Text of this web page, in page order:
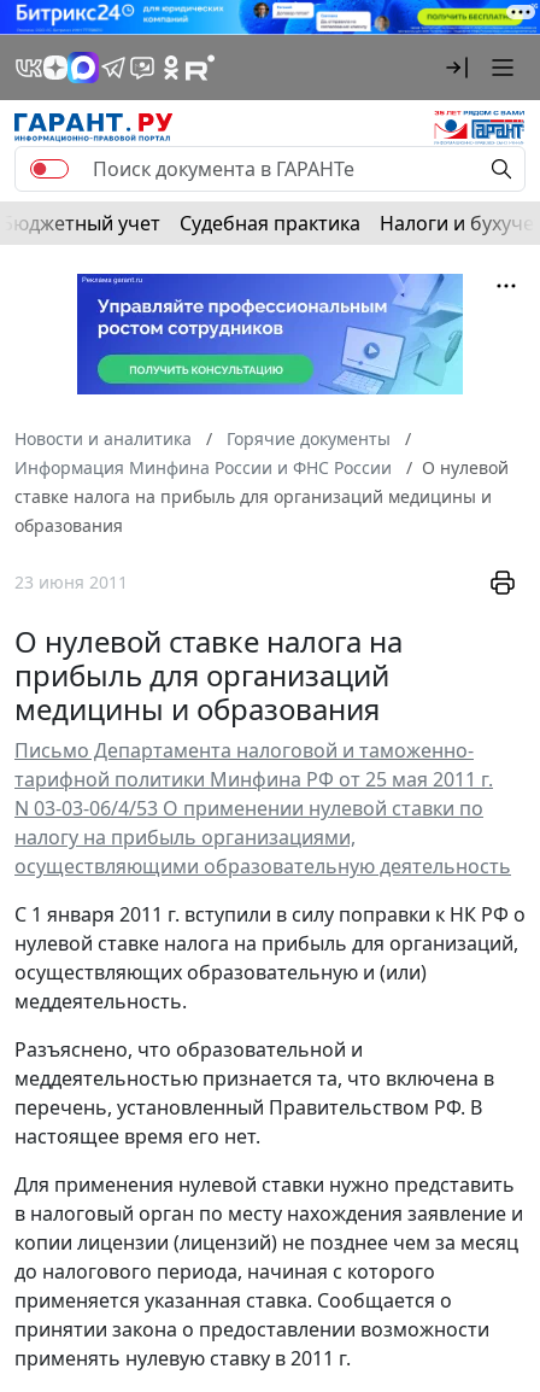
Бюджетный учет Судебная практика Налоги и
Новости и аналитика
Горячие документы
Информация Минфина России и ФНС России
О нулевой
ставке налога на прибыль для организаций медицины и
образования
23 июня 2011
О нулевой ставке налога на
прибыль для организаций
медицины и образования
Письмо Департамента налоговой и таможенно-
тарифной политики Минфина РФ от 25 мая 2011 г.
N 03-03-06/4/53 О применении нулевой ставки по
налогу на прибыль организациями,
осуществляющими образовательную деятельность
С 1 января 2011 г. вступили в силу поправки к НК РФ о
нулевой ставке налога на прибыль для организаций,
осуществляющих образовательную и (или)
меддеятельность.
Разъяснено, что образовательной и
меддеятельностью признается та, что включена в
перечень, установленный Правительством РФ. В
настоящее время его нет.
Для применения нулевой ставки нужно представить
в налоговый орган по месту нахождения заявление и
копии лицензии (лицензий) не позднее чем за месяц
до налогового периода, начиная с которого
применяется указанная ставка. Сообщается о
принятии закона о предоставлении возможности
применять нулевую ставку в 2011 г.